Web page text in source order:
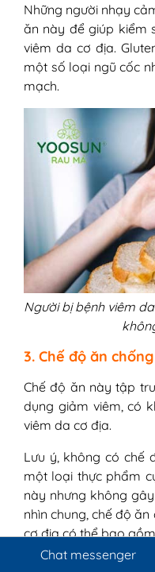
Những người nhạy
ăn này để giúp kiểm
viêm da cơ địa.
một số loại ngũ cốc
mạch.
Người bị bệnh viêm
3. Chế độ ăn
Chế độ ăn này tập
dụng giảm viêm, có
viêm da cơ địa.
Lưu ý, không có chế
một loại thực phẩm
này nhưng không
nhìn chung, chế độ
cơ địa có thể bao
– Rau lá xanh, chẳng
Chat messenger